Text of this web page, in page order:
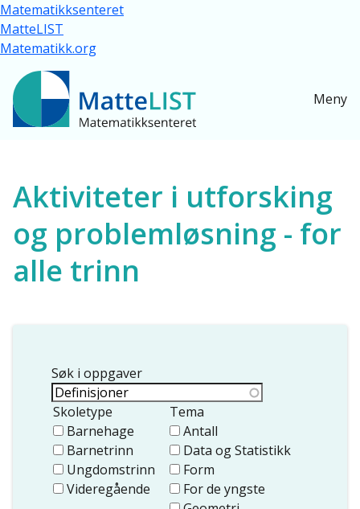
Hopp til hovedinnhold
Matematikksenteret
MatteLIST
Matematikk.org
Meny
Ressurser for alle
Aktiviteter i utforsking
og problemløsning - for
alle trinn
Søk i oppgaver
Skoletype
Barnehage
Barnetrinn
Ungdomstrinn
Videregående
Tema
Antall
Data og Statistikk
Form
For de yngste